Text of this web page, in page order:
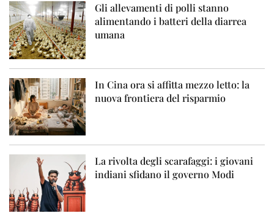
Gli allevamenti di polli stanno
alimentando i batteri della diarrea
umana
In Cina ora si affitta mezzo letto: la
nuova frontiera del risparmio
La rivolta degli scarafaggi: i giovani
indiani sfidano il governo Modi